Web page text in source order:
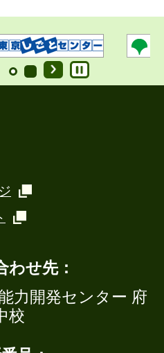
わせ先：
力開発センター 府
校